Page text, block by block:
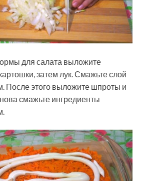
для салата выложите
затем лук. Смажьте слой
После этого выложите шпроты и
смажьте ингредиенты